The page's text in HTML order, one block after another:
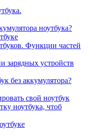
ноутбука?
Функции частей
зарядных устройств
без аккумулятора?
свой ноутбук
ноутбука, чтоб